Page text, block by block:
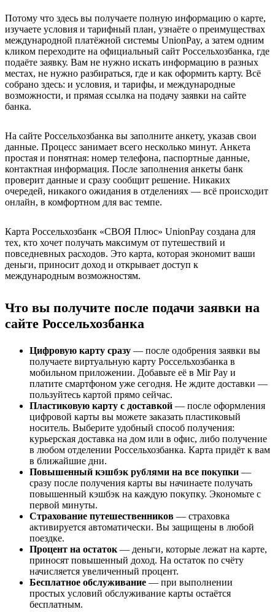
Потому что здесь вы получаете полную информацию о карте,
изучаете условия и тарифный план, узнаёте о преимуществах
международной платёжной системы UnionPay, а затем одним
кликом переходите на официальный сайт Россельхозбанка, где
подаёте заявку. Вам не нужно искать информацию в разных
местах, не нужно разбираться, где и как оформить карту. Всё
собрано здесь: и условия, и тарифы, и международные
возможности, и прямая ссылка на подачу заявки на сайте
банка.
На сайте Россельхозбанка вы заполните анкету, указав свои
данные. Процесс занимает всего несколько минут. Анкета
простая и понятная: номер телефона, паспортные данные,
контактная информация. После заполнения анкеты банк
проверит данные и сразу сообщит решение. Никаких
очередей, никакого ожидания в отделениях — всё происходит
онлайн, в комфортном для вас темпе.
Карта Россельхозбанк «СВОЯ Плюс» UnionPay создана для
тех, кто хочет получать максимум от путешествий и
повседневных расходов. Это карта, которая экономит ваши
деньги, приносит доход и открывает доступ к
международным возможностям.
Что вы получите после подачи заявки на
сайте Россельхозбанка
Цифровую карту сразу — после одобрения заявки вы
получаете виртуальную карту Россельхозбанка в
мобильном приложении. Добавьте её в Mir Pay и
платите смартфоном уже сегодня. Не ждите доставки —
пользуйтесь картой прямо сейчас.
Пластиковую карту с доставкой — после оформления
цифровой карты вы можете заказать пластиковый
носитель. Выберите удобный способ получения:
курьерская доставка на дом или в офис, либо получение
в любом отделении Россельхозбанка. Карта придёт к вам
в ближайшие дни.
Повышенный кэшбэк рублями на все покупки —
сразу после получения карты вы начинаете получать
повышенный кэшбэк на каждую покупку. Экономьте с
первой минуты.
Страхование путешественников — страховка
активируется автоматически. Вы защищены в любой
поездке.
Процент на остаток— деньги, которые лежат на карте,
приносят повышенный доход. На остаток по счёту
начисляется увеличенный процент.
Бесплатное обслуживание — при выполнении
простых условий обслуживание карты остаётся
бесплатным.